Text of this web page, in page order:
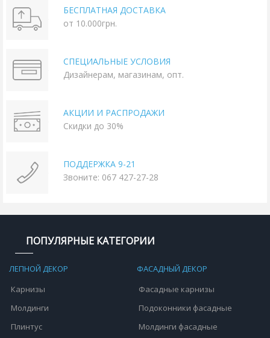
БЕСПЛАТНАЯ ДОСТАВКА
от 10.000грн.
СПЕЦИАЛЬНЫЕ УСЛОВИЯ
Дизайнерам, магазинам, опт.
АКЦИИ И РАСПРОДАЖИ
Скидки до 30%
ПОДДЕРЖКА 9-21
Звоните: 067 427-27-28
ПОПУЛЯРНЫЕ КАТЕГОРИИ
ЛЕПНОЙ ДЕКОР
Карнизы
Молдинги
Плинтус
ФАСАДНЫЙ ДЕКОР
Фасадные карнизы
Подоконники фасадные
Молдинги фасадные